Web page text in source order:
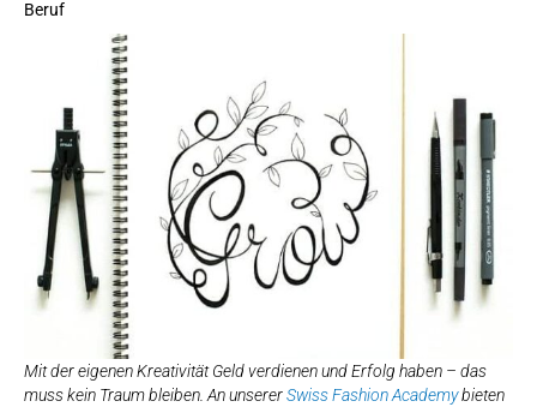
Beruf
Mit der eigenen Kreativität Geld verdienen und Erfolg haben – das
muss kein Traum bleiben. An unsererSwiss Fashion Academybieten